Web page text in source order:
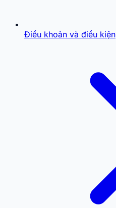
Điều khoản và điều kiện